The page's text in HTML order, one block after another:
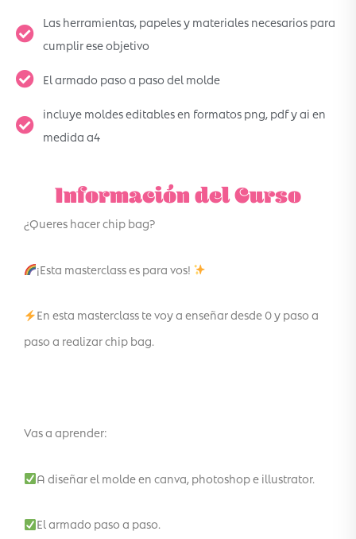
Las herramientas, papeles y materiales necesarios para
cumplir ese objetivo
El armado paso a paso del molde
incluye moldes editables en formatos png, pdf y ai en
medida a4
Información del Curso
¿Queres hacer chip bag?
¡Esta masterclass es para vos!
En esta masterclass te voy a enseñar desde 0 y paso a
paso a realizar chip bag.
Vas a aprender:
A diseñar el molde en canva, photoshop e illustrator.
El armado paso a paso.